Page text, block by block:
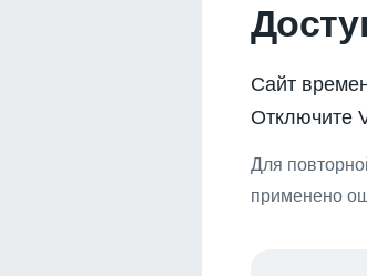
Сайт
Отключите
Для
применено